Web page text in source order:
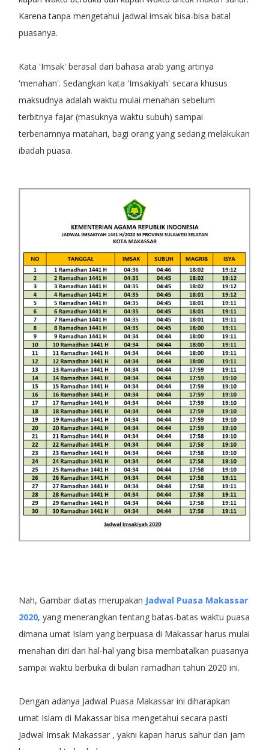
Karena tanpa mengetahui jadwal imsak bisa-bisa batal
puasanya.
Kata 'Imsak' berasal dari bahasa arab yang artinya
'menahan'. Sedangkan kata 'Imsakiyah' secara khusus
maksudnya adalah waktu mulai menahan sebelum
terbitnya fajar (masuknya waktu subuh) sampai
terbenamnya matahari, bagi orang yang sedang melakukan
ibadah puasa.
Nah, Gambar diatas merupakan Jadwal Puasa Makassar
2020, yang menerangkan tentang batas-batas waktu puasa
dimana umat Islam yang berpuasa di Makassar harus mulai
menahan diri dari hal-hal yang bisa membatalkan puasanya
sampai waktu berbuka di bulan ramadhan tahun 2020 ini.
Dengan adanya Jadwal Puasa Makassar ini diharapkan
umat Islam di Makassar bisa mengetahui secara pasti
Jadwal Imsak Makassar , yakni kapan harus sahur dan jam